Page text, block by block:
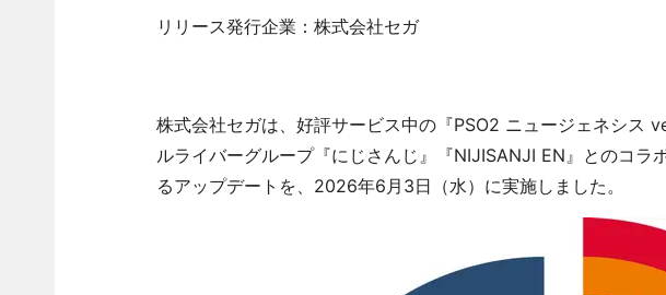
リリース発行企業：株式会社セガ
株式会社セガは、好評サービス中の『PSO2 ニュージェネシス
ルライバーグループ『にじさんじ』『NIJISANJI EN』とのコラ
るアップデートを、2026年6月3日（水）に実施しました。